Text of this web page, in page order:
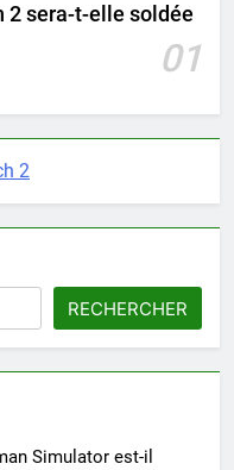
2 sera-t-elle soldée
01
2
RECHERCHER
Simulator est-il